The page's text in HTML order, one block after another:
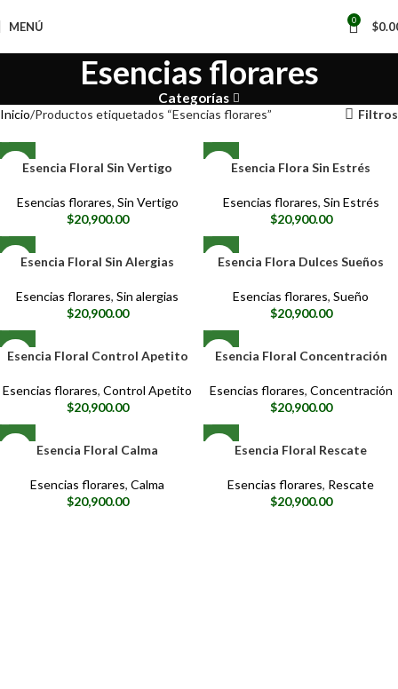
MENÚ 0 $
Esencias florares
Categorías
Inicio Productos etiquetados “Esencias florares” Filtros
Esencia Floral Sin Vertigo
Esencias florares, Sin Vertigo
$20,900.00
Esencia Flora Sin Estrés
Esencias florares, Sin Estrés
$20,900.00
Esencia Floral Sin Alergias
Esencias florares, Sin alergias
$20,900.00
Esencia Flora Dulces Sueños
Esencias florares, Sueño
$20,900.00
Esencia Floral Control Apetito
Esencias florares, Control Apetito
$20,900.00
Esencia Floral Concentración
Esencias florares, Concentración
$20,900.00
Esencia Floral Calma
Esencias florares, Calma
$20,900.00
Esencia Floral Rescate
Esencias florares, Rescate
$20,900.00